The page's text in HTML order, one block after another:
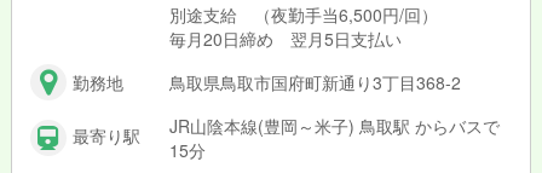
別途支給 （夜勤手当6,500円/回）
毎月20日締め 翌月5日支払い
勤務地
鳥取県鳥取市国府町新通り3丁目368-2
最寄り駅
JR山陰本線(豊岡～米子) 鳥取駅 からバスで
15分